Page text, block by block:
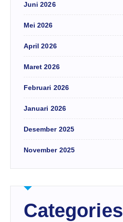
Juni 2026
Mei 2026
April 2026
Maret 2026
Februari 2026
Januari 2026
Desember 2025
November 2025
Categories